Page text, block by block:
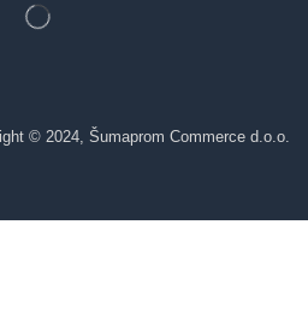
© 2024, Šumaprom Commerce d.o.o.